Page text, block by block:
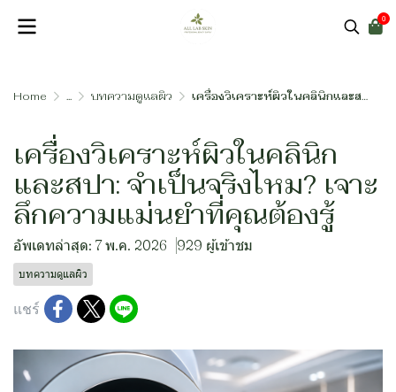
0
Home ... บทความดูแลผิว เครื่องวิเคราะห์ผิวในคลินิกและสปา: จำเป็นจริงไหม? เจาะลึกความแม่นยำที่คุณต้องรู้
เครื่องวิเคราะห์ผิวในคลินิก
และสปา: จำเป็นจริงไหม? เจาะ
ลึกความแม่นยำที่คุณต้องรู้
อัพเดทล่าสุด: 7 พ.ค. 2026 929 ผู้เข้าชม
บทความดูแลผิว
แชร์